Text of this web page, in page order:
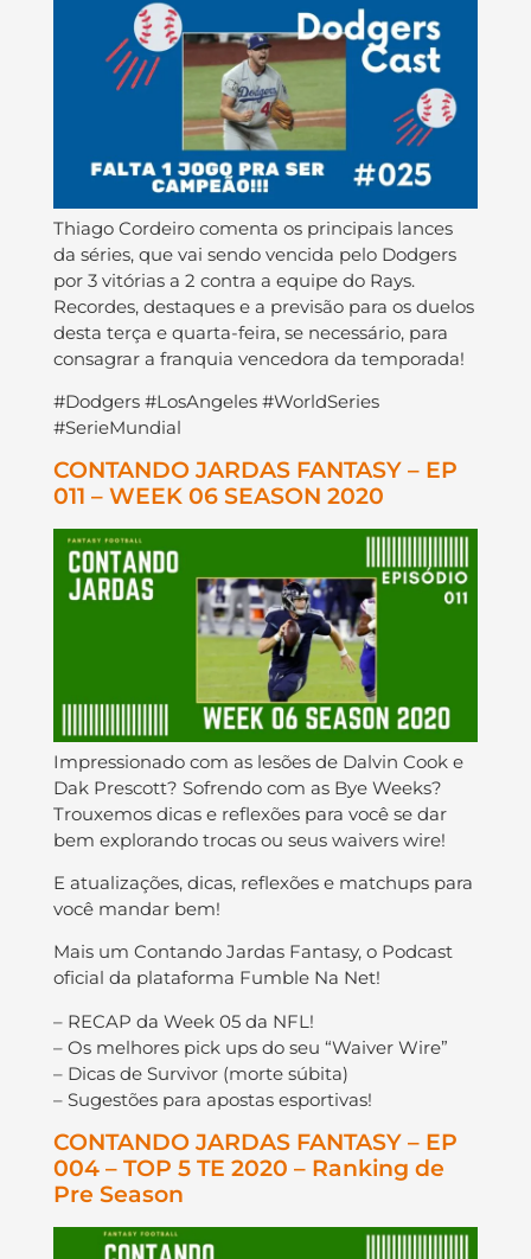
Thiago Cordeiro comenta os principais lances
da séries, que vai sendo vencida pelo Dodgers
por 3 vitórias a 2 contra a equipe do Rays.
Recordes, destaques e a previsão para os duelos
desta terça e quarta-feira, se necessário, para
consagrar a franquia vencedora da temporada!
#Dodgers #LosAngeles #WorldSeries
#SerieMundial
CONTANDO JARDAS FANTASY – EP
011 – WEEK 06 SEASON 2020
Impressionado com as lesões de Dalvin Cook e
Dak Prescott? Sofrendo com as Bye Weeks?
Trouxemos dicas e reflexões para você se dar
bem explorando trocas ou seus waivers wire!
E atualizações, dicas, reflexões e matchups para
você mandar bem!
Mais um Contando Jardas Fantasy, o Podcast
oficial da plataforma Fumble Na Net!
– RECAP da Week 05 da NFL!
– Os melhores pick ups do seu “Waiver Wire”
– Dicas de Survivor (morte súbita)
– Sugestões para apostas esportivas!
CONTANDO JARDAS FANTASY – EP
004 – TOP 5 TE 2020 – Ranking de
Pre Season